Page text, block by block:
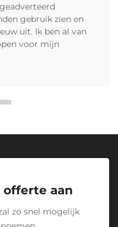
gebruik zien en
uit. Ik ben al van
voor mijn
offerte aan
zo snel mogelijk